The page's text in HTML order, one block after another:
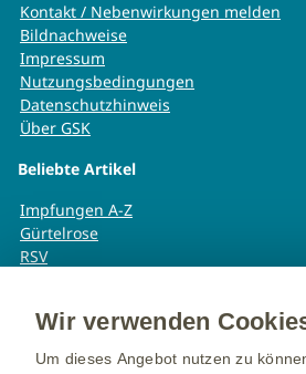
Kontakt / Nebenwirkungen melden
Bildnachweise
Impressum
Nutzungsbedingungen
Datenschutzhinweis
Über GSK
Beliebte Artikel
Impfungen A-Z
Gürtelrose
RSV
Knubbel nach Impfung
Impfungen und Sport
Wir verwenden
Um dieses Angebot nutzen zu